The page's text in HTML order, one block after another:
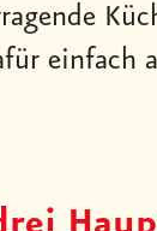
einfach